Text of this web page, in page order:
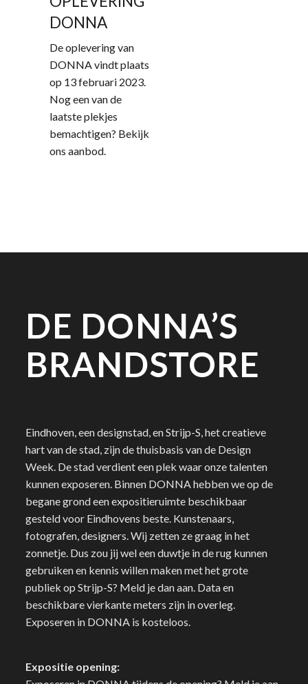
Kantoorruimte
Horeca &
FB IG LI
DONNA
De oplevering van
DONNA vindt plaats
op 13 februari 2023.
Nog een van de
laatste plekjes
bemachtigen? Bekijk
ons aanbod.
DE DONNA’S
BRANDSTORE
Eindhoven, een designstad, en Strijp-S, het creatieve
hart van de stad, zijn de thuisbasis van de Design
Week. De stad verdient een plek waar onze talenten
kunnen exposeren. Binnen DONNA hebben we op de
begane grond een expositieruimte beschikbaar
gesteld voor Eindhovens beste. Kunstenaars,
fotografen, designers. Wij zetten ze graag in het
zonnetje. Dus zou jij wel een duwtje in de rug kunnen
gebruiken en kennis willen maken met het grote
publiek op Strijp-S? Meld je dan aan. Data en
beschikbare vierkante meters zijn in overleg.
Exposeren in DONNA is kosteloos.
Expositie opening: